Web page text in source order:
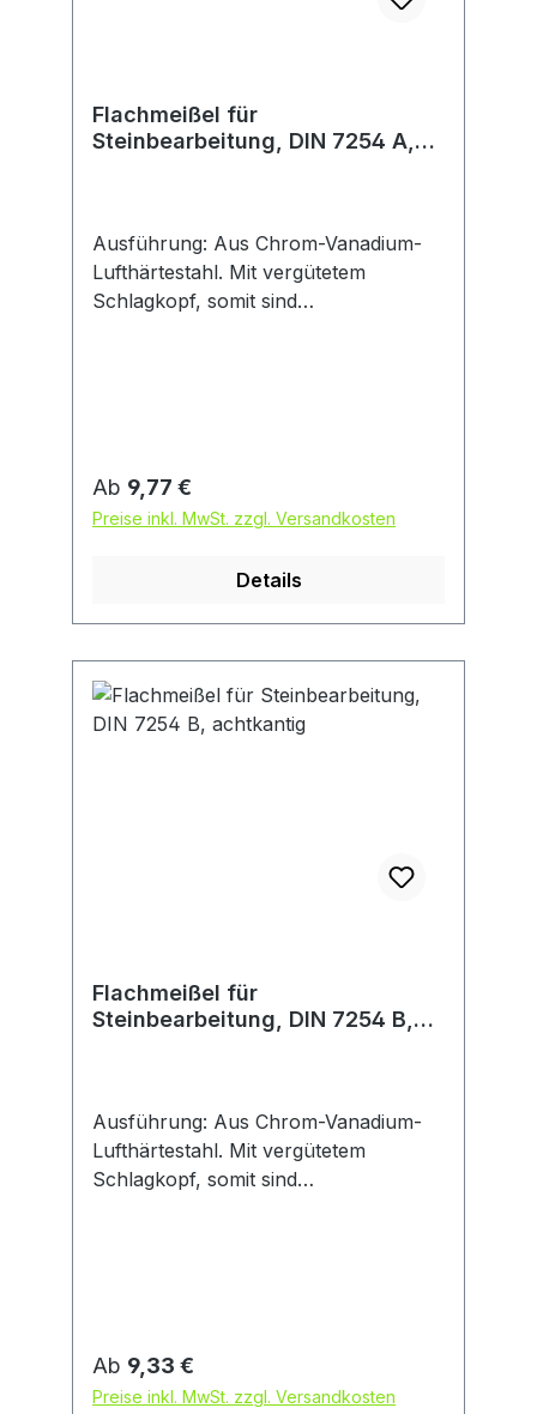
Flachmeißel für
Steinbearbeitung, DIN 7254 A,
Ausführung: Aus Chrom-Vanadium-
Lufthärtestahl. Mit vergütetem
Schlagkopf, somit sind
Schneide durch einfachen Nassschliff
mehrfach möglich. DIN 7254 A,
Schaft flachoval.
Regulärer Preis:
Ab 9,77 €
Preise inkl. MwSt. zzgl. Versandkosten
Details
Flachmeißel für
Steinbearbeitung, DIN 7254 B,
Ausführung: Aus Chrom-Vanadium-
Lufthärtestahl. Mit vergütetem
Schlagkopf, somit sind
Schneide durch einfachen Nassschliff
mehrfach möglich. DIN 7254 B,
Regulärer Preis:
Ab 9,33 €
Preise inkl. MwSt. zzgl. Versandkosten